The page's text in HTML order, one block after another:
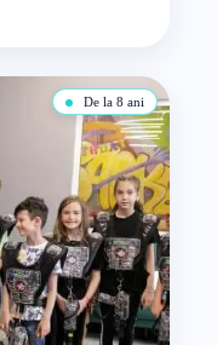
De la 8 ani